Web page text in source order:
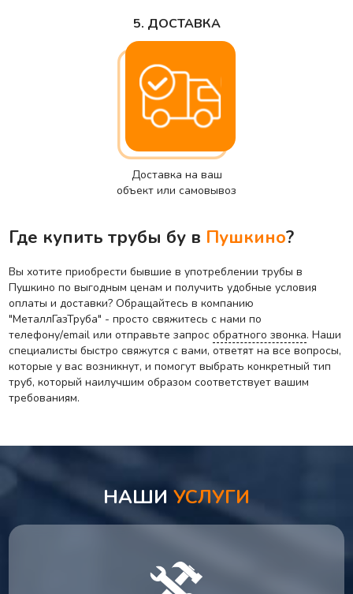
5. ДОСТАВКА
Доставка на ваш
объект или самовывоз
Где купить трубы бу в Пушкино?
Вы хотите приобрести бывшие в употреблении трубы в
Пушкино по выгодным ценам и получить удобные условия
оплаты и доставки? Обращайтесь в компанию
"МеталлГазТруба" - просто свяжитесь с нами по
телефону/email или отправьте запрособратного звонка. Наши
специалисты быстро свяжутся с вами, ответят на все вопросы,
которые у вас возникнут, и помогут выбрать конкретный тип
труб, который наилучшим образом соответствует вашим
требованиям.
НАШИ УСЛУГИ